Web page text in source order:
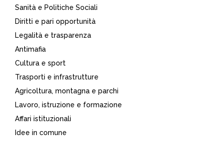
Sanità e Politiche Sociali
Diritti e pari opportunità
Legalità e trasparenza
Antimafia
Cultura e sport
Trasporti e infrastrutture
Agricoltura, montagna e parchi
Lavoro, istruzione e formazione
Affari istituzionali
Idee in comune